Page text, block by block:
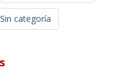
Sin categoría